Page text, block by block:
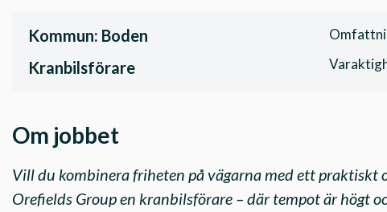
Kommun: Boden
Kranbilsförare
Om jobbet
Vill du kombinera friheten på vägarna med ett praktiskt
Orefields Group en kranbilsförare – där tempot är högt